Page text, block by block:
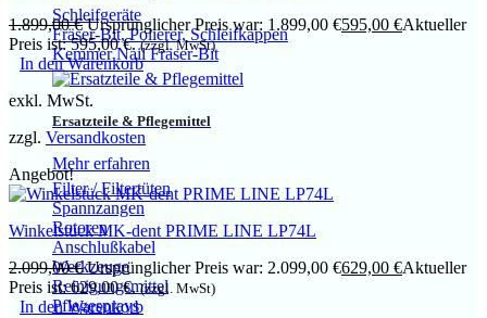
Schleifgeräte
Fräser-Bit, Polierer, Schleifkappen
Kemmer Nail Fräser-Bit
Ersatzteile & Pflegemittel
Mehr erfahren
Filter / Filtertüten
Spannzangen
Rotoren
Anschlußkabel
Werkzeuge
Reinigungsmittel
Pflegesprays
1.899,00€ Ursprünglicher Preis war: 1.899,00 €595,00 €Aktueller
Preis ist: 595,00 €. (zzgl. MwSt)
In den Warenkorb
exkl. MwSt.
zzgl. Versandkosten
Angebot!
Winkelstück MK-dent PRIME LINE LP74L
2.099,00€ Ursprünglicher Preis war: 2.099,00 €629,00 €Aktueller
Preis ist: 629,00 €. (zzgl. MwSt)
In den Warenkorb